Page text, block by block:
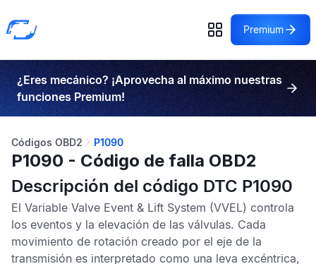
Premium
¿Eres mecánico? ¡Aprovecha al máximo nuestras
funciones Premium!
Códigos OBD2 P1090
P1090 - Código de falla OBD2
Descripción del código DTC P1090
El Variable Valve Event & Lift System (VVEL) controla
los eventos y la elevación de las válvulas. Cada
movimiento de rotación creado por el eje de la
transmisión es interpretado como una leva excéntrica,